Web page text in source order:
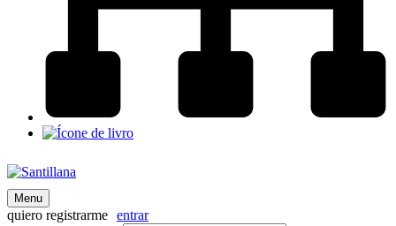
Menu
quiero registrarme entrar